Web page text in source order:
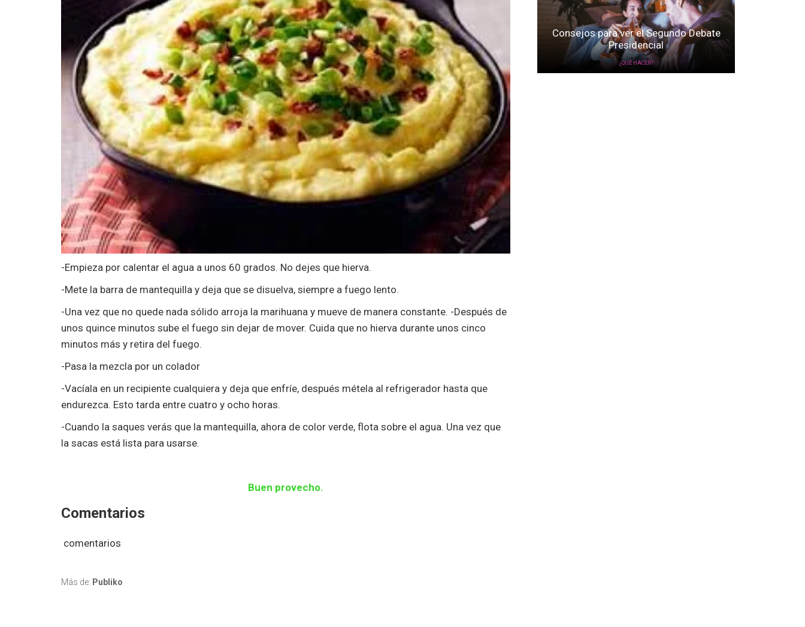
-Empieza por calentar el agua a unos 60 grados. No dejes que hierva.
-Mete la barra de mantequilla y deja que se disuelva, siempre a fuego lento.
-Una vez que no quede nada sólido arroja la marihuana y mueve de manera constante. -Después de
unos quince minutos sube el fuego sin dejar de mover. Cuida que no hierva durante unos cinco
minutos más y retira del fuego.
-Pasa la mezcla por un colador
-Vacíala en un recipiente cualquiera y deja que enfríe, después métela al refrigerador hasta que
endurezca. Esto tarda entre cuatro y ocho horas.
-Cuando la saques verás que la mantequilla, ahora de color verde, flota sobre el agua. Una vez que
la sacas está lista para usarse.
Buen provecho.
Comentarios
comentarios
Más de: Publiko
Consejos para ver el Segundo Debate
Presidencial
¿QUÉ HACER?